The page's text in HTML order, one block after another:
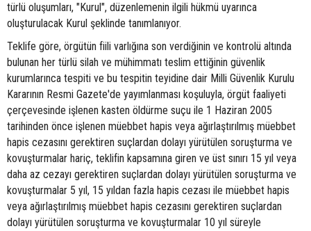
türlü oluşumları, "Kurul", düzenlemenin ilgili hükmü uyarınca
oluşturulacak Kurul şeklinde tanımlanıyor.
Teklife göre, örgütün fiili varlığına son verdiğinin ve kontrolü altında
bulunan her türlü silah ve mühimmatı teslim ettiğinin güvenlik
kurumlarınca tespiti ve bu tespitin teyidine dair Milli Güvenlik Kurulu
Kararının Resmi Gazete'de yayımlanması koşuluyla, örgüt faaliyeti
çerçevesinde işlenen kasten öldürme suçu ile 1 Haziran 2005
tarihinden önce işlenen müebbet hapis veya ağırlaştırılmış müebbet
hapis cezasını gerektiren suçlardan dolayı yürütülen soruşturma ve
kovuşturmalar hariç, teklifin kapsamına giren ve üst sınırı 15 yıl veya
daha az cezayı gerektiren suçlardan dolayı yürütülen soruşturma ve
kovuşturmalar 5 yıl, 15 yıldan fazla hapis cezası ile müebbet hapis
veya ağırlaştırılmış müebbet hapis cezasını gerektiren suçlardan
dolayı yürütülen soruşturma ve kovuşturmalar 10 yıl süreyle